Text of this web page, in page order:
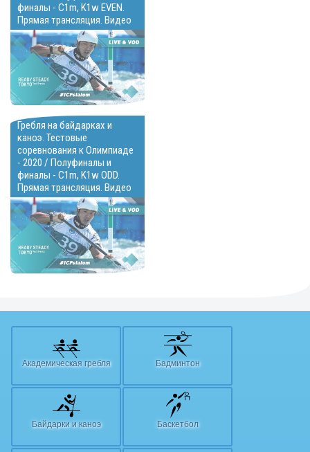
финалы - C1m, K1w EVEN.
Прямая трансляция. Видео
Гребля на байдарках и
каноэ. Тестовые
соревнования к Олимпиаде
- 2020 / Полуфиналы и
финалы - C1m, K1w ODD.
Прямая трансляция. Видео
Академическая гребля Бадминтон
Байдарки и каноэ Баскетбол